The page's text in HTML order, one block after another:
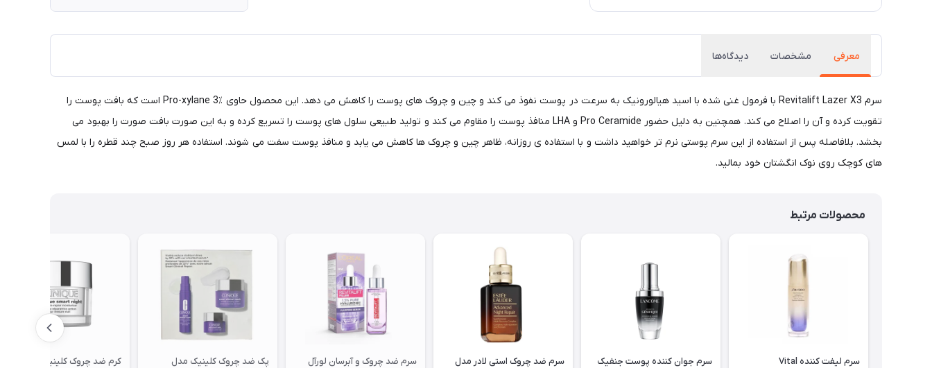
معرفی مشخصات دیدگاه‌ها
سرم Revitalift Lazer X3 با فرمول غنی شده با اسید هیالورونیک به سرعت در پوست نفوذ می کند و چین و چروک های پوست را کاهش می دهد. این محصول حاوی Pro-xylane 3٪ است که بافت پوست را
تقویت کرده و آن را اصلاح می کند. همچنین به دلیل حضور Pro Ceramide و LHA منافذ پوست را مقاوم می کند و تولید طبیعی سلول های پوست را تسریع کرده و به این صورت بافت صورت را بهبود می
بخشد. بلافاصله پس از استفاده از این سرم پوستی نرم تر خواهید داشت و با استفاده ی روزانه، ظاهر چین و چروک ها کاهش می یابد و منافذ پوست سفت می شوند. استفاده هر روز صبح چند قطره را با لمس
های کوچک روی نوک انگشتان خود بمالید.
محصولات مرتبط
سرم لیفت کننده Vital
سرم جوان کننده پوست جنفیک
سرم ضد چروک استی لادر مدل
سرم ضد چروک و آبرسان لورآل
پک ضد چروک کلینیک مدل
کرم ضد چروک کلینیک مدل